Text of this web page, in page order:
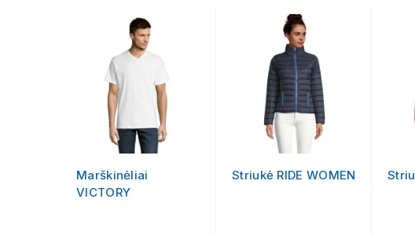
Marškinėliai
VICTORY
Striukė RIDE WOMEN